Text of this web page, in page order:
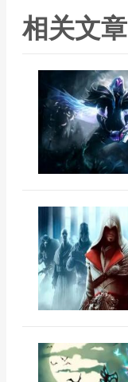
相关文章